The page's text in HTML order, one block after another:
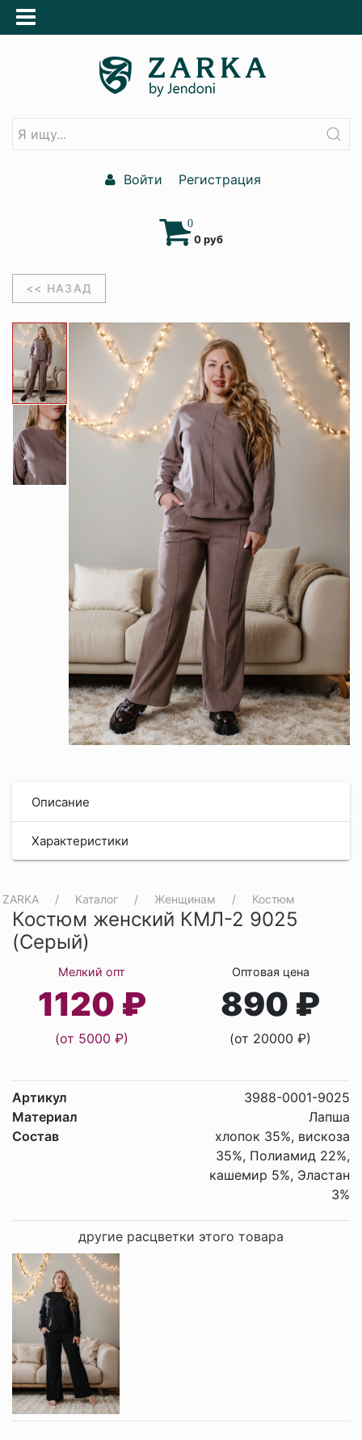
Войти Регистрация
0
0 руб
<< НАЗАД
Описание
Характеристики
ZARKA Каталог Женщинам Костюм
Костюм женский КМЛ-2 9025
(Серый)
Мелкий опт
1120 ₽
(от 5000 ₽)
Оптовая цена
890 ₽
(от 20000 ₽)
Артикул
3988-0001-9025
Материал
Лапша
Состав
хлопок 35%, вискоза
35%, Полиамид 22%,
кашемир 5%, Эластан
3%
другие расцветки этого товара